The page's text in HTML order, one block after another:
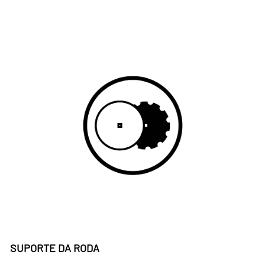
SUPORTE DA RODA